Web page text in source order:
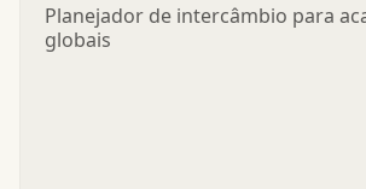
Planejador de intercâmbio para
globais